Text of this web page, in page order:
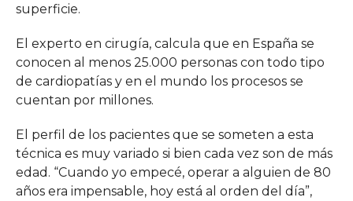
superficie.
El experto en cirugía, calcula que en España se
conocen al menos 25.000 personas con todo tipo
de cardiopatías y en el mundo los procesos se
cuentan por millones.
El perfil de los pacientes que se someten a esta
técnica es muy variado si bien cada vez son de más
edad. “Cuando yo empecé, operar a alguien de 80
años era impensable, hoy está al orden del día”,